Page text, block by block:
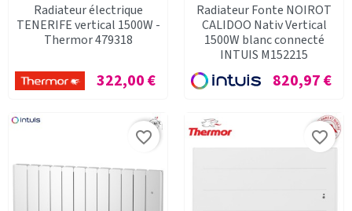
Radiateur électrique
TENERIFE vertical 1500W -
Thermor 479318
Prix
322,00 €
Radiateur Fonte NOIROT
CALIDOO Nativ Vertical
1500W blanc connecté
INTUIS M152215
Prix
820,97 €
favorite_border favorite_border